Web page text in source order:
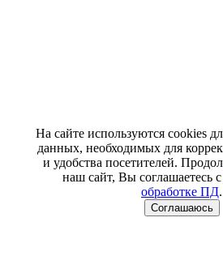
На сайте используются cookies
данных, необходимых для
и удобства посетителей.
наш сайт, Вы соглашаетесь с
обработке ПД.
Соглашаюсь